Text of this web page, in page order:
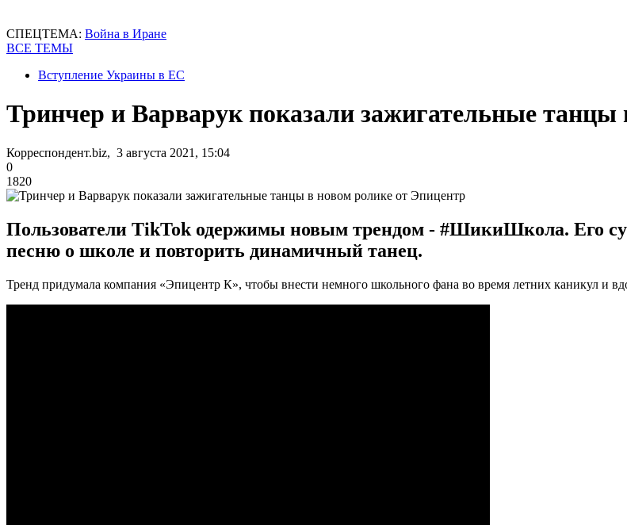
СПЕЦТЕМА: Война в Иране
ВСЕ ТЕМЫ
Вступление Украины в ЕС
Тринчер и Варварук показали зажигательные танцы
Корреспондент.biz, 3 августа 2021, 15:04
0
1820
Пользователи TikTok одержимы новым трендом - #ШикиШкола. Его
песню о школе и повторить динамичный танец.
Тренд придумала компания «Эпицентр К», чтобы внести немного школьного фана во время летних каникул и